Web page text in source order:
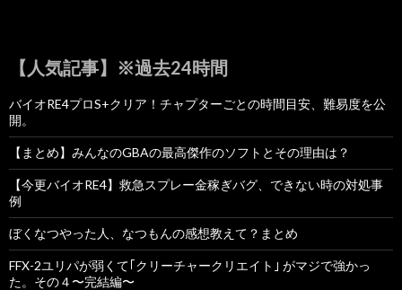
【人気記事】※過去24時間
バイオRE4プロS+クリア！チャプターごとの時間目安、難易度を公
開。
【まとめ】みんなのGBAの最高傑作のソフトとその理由は？
【今更バイオRE4】救急スプレー金稼ぎバグ、できない時の対処事
例
ぼくなつやった人、なつもんの感想教えて？まとめ
FFX-2ユリパが弱くて｢クリーチャークリエイト｣ がマジで強かっ
た。その４〜完結編〜